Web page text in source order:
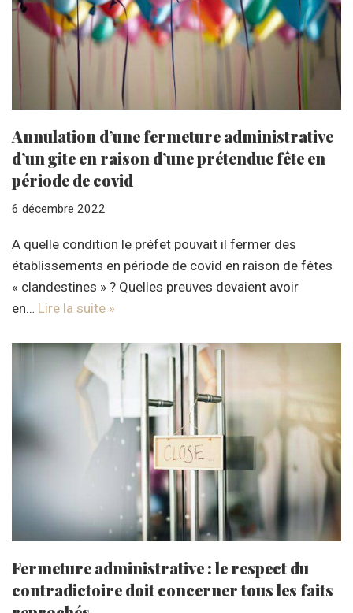
Annulation d’une fermeture administrative
d’un gite en raison d’une prétendue fête en
période de covid
6 décembre 2022
A quelle condition le préfet pouvait il fermer des
établissements en période de covid en raison de fêtes
« clandestines » ? Quelles preuves devaient avoir
en… Lire la suite »
Fermeture administrative : le respect du
contradictoire doit concerner tous les faits